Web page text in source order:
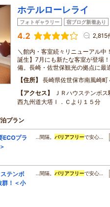
ホテルローレライ
フォトギャラリー 宿ブログ新着あり
4.2 2,815
＼館内・客室続々リニューアル
誕生】7月にも新たな客室が登場
備。長崎・佐世保観光の拠点に最
住所
長崎県佐世保市南風崎町
アクセス
ＪＲハウステンボ
西九州道大塔Ｉ．Ｃより１５分
プラン
ECOプラ
…間隔。 バリアフリーで安心…
テンボ
群！＜小
…間隔。 バリアフリーで安心…